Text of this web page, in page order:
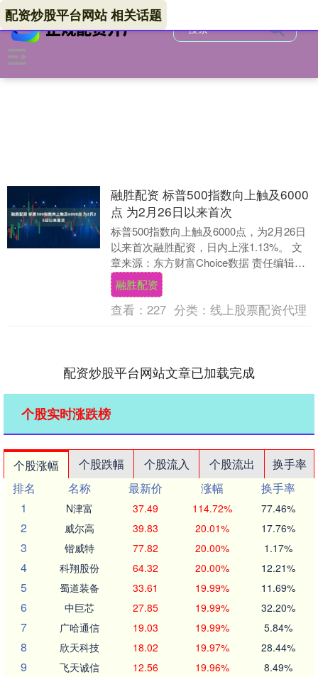
配资炒股平台网站 相关话题
融胜配资 标普500指数向上触及6000
点 为2月26日以来首次
标普500指数向上触及6000点，为2月26日
以来首次融胜配资，日内上涨1.13%。 文
章来源：东方财富Choice数据 责任编辑：
98 郑重声明：东方财富发布....
融胜配资
查看： 227 分类： 线上股票配资代理
配资炒股平台网站文章已加载完成
个股实时涨跌榜
个股涨幅 个股跌幅 个股流入 个股流出
换手率
排名
名称 最新价 涨幅
换手率
1
N津富 37.49 114.72% 77.46%
2 威尔高 39.83 20.01% 17.76%
3 锴威特 77.82 20.00% 1.17%
4 科翔股份 64.32 20.00% 12.21%
5 蜀道装备 33.61 19.99% 11.69%
6 中巨芯 27.85 19.99% 32.20%
7 广哈通信 19.03 19.99% 5.84%
8 欣天科技 18.02 19.97% 28.44%
9 飞天诚信 12.56 19.96% 8.49%